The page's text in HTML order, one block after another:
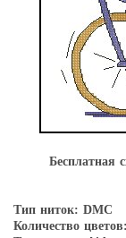
Бесплатная
Тип ниток: DMC
Количество